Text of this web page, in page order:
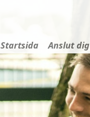
Startsida Anslut dig